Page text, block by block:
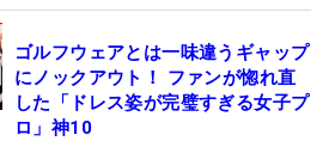
ゴルフウェアとは一味違うギャップ
にノックアウト！ ファンが惚れ直
した「ドレス姿が完璧すぎる女子プ
ロ」神10